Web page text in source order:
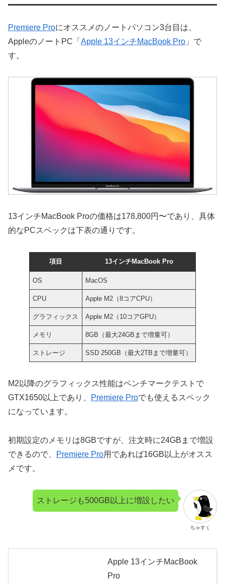
Premiere Proにオススメのノートパソコン3台目は、
AppleのノートPC「 Apple 13インチMacBook Pro 」で
す。
13インチMacBook Proの価格は178,800円〜であり、具体
的なPCスペックは下表の通りです。
項目 13インチMacBook Pro
OS MacOS
CPU Apple M2（8コアCPU）
グラフィックス Apple M2（10コアGPU）
メモリ 8GB（最大24GBまで増量可）
ストレージ SSD 250GB（最大2TBまで増量可）
M2以降のグラフィックス性能はベンチマークテストで
GTX1650以上であり、
Premiere Proでも使えるスペック
になっています。
初期設定のメモリは8GBですが、注文時に24GBまで増設
できるので、
Premiere Pro用であれば16GB以上がオスス
メです。
ちゃすく
ストレージも500GB以上に増設したい
Apple 13インチMacBook
Pro